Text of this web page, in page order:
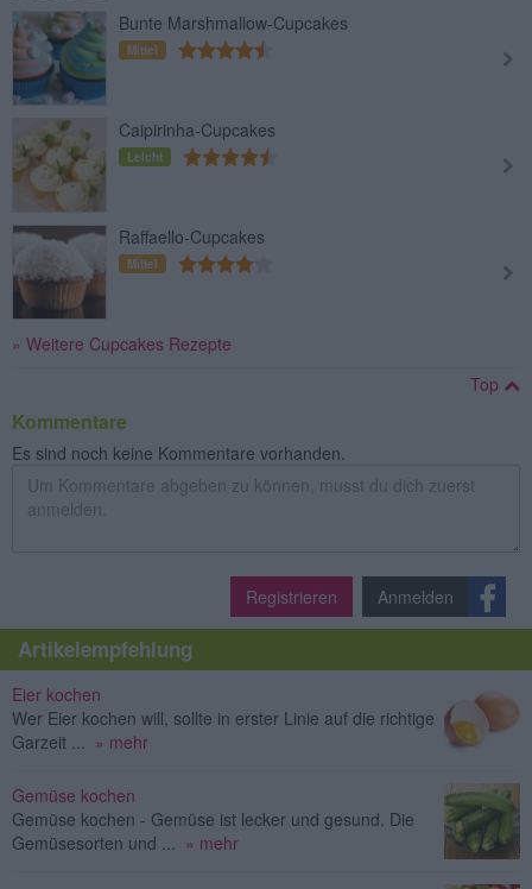
Bunte Marshmallow-Cupcakes
Mittel
Caipirinha-Cupcakes
Leicht
Raffaello-Cupcakes
Mittel
» Weitere Cupcakes Rezepte
Top
Kommentare
Es sind noch keine Kommentare vorhanden.
Registrieren Anmelden
Artikelempfehlung
Eier kochen
Wer Eier kochen will, sollte in erster Linie auf die richtige
Garzeit ...
» mehr
Gemüse kochen
Gemüse kochen - Gemüse ist lecker und gesund. Die
Gemüsesorten und ...
» mehr